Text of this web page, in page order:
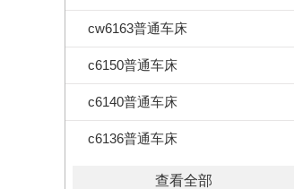
cw6163普通车床
c6150普通车床
c6140普通车床
c6136普通车床
查看全部